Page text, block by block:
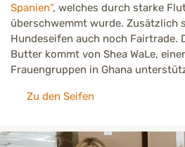
Spanien“, welches durch starke
überschwemmt wurde. Zusätzlich
Hundeseifen auch noch Fairtrade.
Butter kommt von Shea WaLe,
Frauengruppen in Ghana
Zu den Seifen